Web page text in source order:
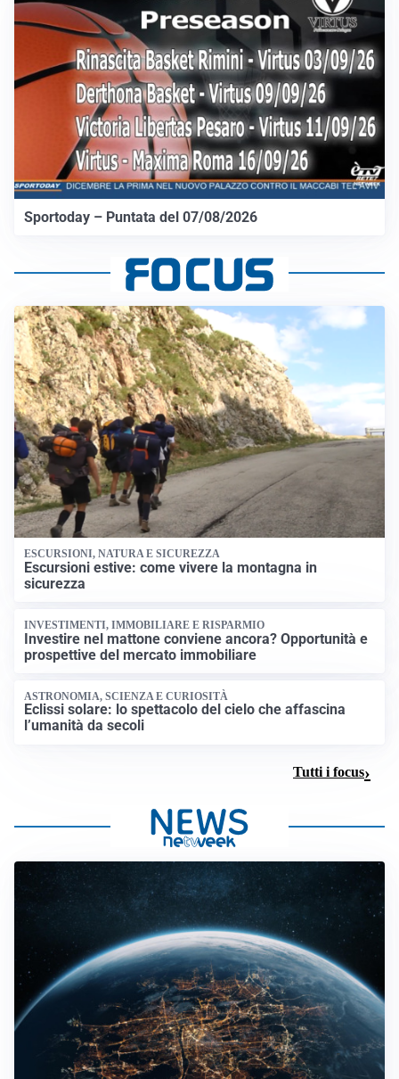
Sportoday – Puntata del 07/08/2026
ESCURSIONI, NATURA E SICUREZZA
Escursioni estive: come vivere la montagna in
sicurezza
INVESTIMENTI, IMMOBILIARE E RISPARMIO
Investire nel mattone conviene ancora? Opportunità e
prospettive del mercato immobiliare
ASTRONOMIA, SCIENZA E CURIOSITÀ
Eclissi solare: lo spettacolo del cielo che affascina
l’umanità da secoli
Tutti i focus